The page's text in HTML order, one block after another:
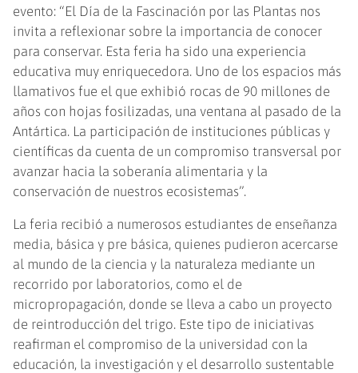
evento: “El Día de la Fascinación por las Plantas nos
invita a reflexionar sobre la importancia de conocer
para conservar. Esta feria ha sido una experiencia
educativa muy enriquecedora. Uno de los espacios más
llamativos fue el que exhibió rocas de 90 millones de
años con hojas fosilizadas, una ventana al pasado de la
Antártica. La participación de instituciones públicas y
científicas da cuenta de un compromiso transversal por
avanzar hacia la soberanía alimentaria y la
conservación de nuestros ecosistemas”.
La feria recibió a numerosos estudiantes de enseñanza
media, básica y pre básica, quienes pudieron acercarse
al mundo de la ciencia y la naturaleza mediante un
recorrido por laboratorios, como el de
micropropagación, donde se lleva a cabo un proyecto
de reintroducción del trigo. Este tipo de iniciativas
reafirman el compromiso de la universidad con la
educación, la investigación y el desarrollo sustentable